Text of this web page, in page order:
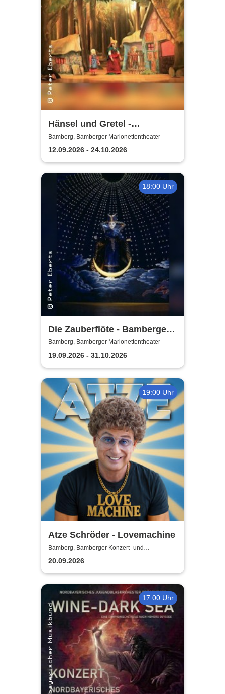
Hänsel und Gretel -
Bamberger
Marionettentheater
Bamberg, Bamberger Marionettentheater
12.09.2026 - 24.10.2026
18:00 Uhr
Die Zauberflöte - Bamberger
Marionettentheater
Bamberg, Bamberger Marionettentheater
19.09.2026 - 31.10.2026
19:00 Uhr
Atze Schröder - Lovemachine
Bamberg, Bamberger Konzert- und
Kongresshalle (Hegelsaal)
20.09.2026
17:00 Uhr